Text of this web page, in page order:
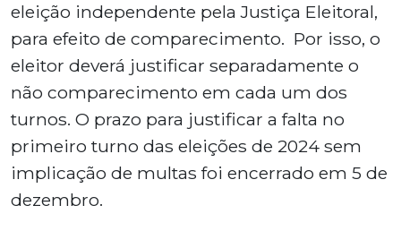
eleição independente pela Justiça Eleitoral,
para efeito de comparecimento. Por isso, o
eleitor deverá justificar separadamente o
não comparecimento em cada um dos
turnos. O prazo para justificar a falta no
primeiro turno das eleições de 2024 sem
implicação de multas foi encerrado em 5 de
dezembro.